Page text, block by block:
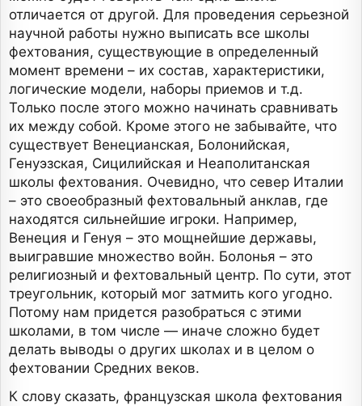
отличается от другой. Для проведения серьезной
научной работы нужно выписать все школы
фехтования, существующие в определенный
момент времени – их состав, характеристики,
логические модели, наборы приемов и т.д.
Только после этого можно начинать сравнивать
их между собой. Кроме этого не забывайте, что
существует Венецианская, Болонийская,
Генуэзская, Сицилийская и Неаполитанская
школы фехтования. Очевидно, что север Италии
– это своеобразный фехтовальный анклав, где
находятся сильнейшие игроки. Например,
Венеция и Генуя – это мощнейшие державы,
выигравшие множество войн. Болонья – это
религиозный и фехтовальный центр. По сути, этот
треугольник, который мог затмить кого угодно.
Потому нам придется разобраться с этими
школами, в том числе — иначе сложно будет
делать выводы о других школах и в целом о
фехтовании Средних веков.
К слову сказать, французская школа фехтования